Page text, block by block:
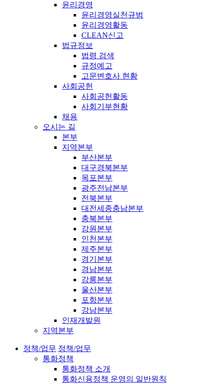
윤리경영
윤리경영실천규범
윤리경영활동
CLEAN신고
법규정보
법령 검색
규정예고
고문변호사 현황
사회공헌
사회공헌활동
사회기부현황
채용
오시는 길
본부
지역본부
부산본부
대구경북본부
목포본부
광주전남본부
전북본부
대전세종충남본부
충북본부
강원본부
인천본부
제주본부
경기본부
경남본부
강릉본부
울산본부
포항본부
강남본부
인재개발원
지역본부
정책/업무 정책/업무
통화정책
통화정책 소개
통화신용정책 운영의 일반원칙